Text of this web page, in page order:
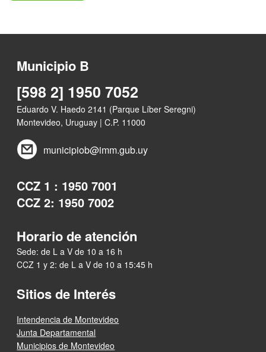
Municipio B
[598 2] 1950 7052
Eduardo V. Haedo 2141 (Parque Líber Seregni)
Montevideo, Uruguay | C.P. 11000
municipiob@imm.gub.uy
CCZ 1 : 1950 7001
CCZ 2: 1950 7002
Horario de atención
Sede: de L a V de 10 a 16 h
CCZ 1 y 2: de L a V de 10 a 15:45 h
Sitios de Interés
Intendencia de Montevideo
Junta Departamental
Municipios de Montevideo